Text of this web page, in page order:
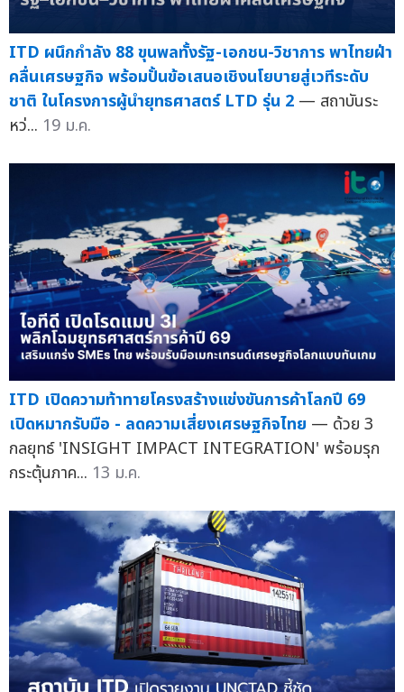
ITD ผนึกกำลัง 88 ขุนพลทั้งรัฐ-เอกชน-วิชาการ พาไทยฝ่า
คลื่นเศรษฐกิจ พร้อมปั้นข้อเสนอเชิงนโยบายสู่เวทีระดับ
ชาติ ในโครงการผู้นำยุทธศาสตร์ LTD รุ่น 2 — สถาบันระ
หว่... 19 ม.ค.
ITD เปิดความท้าทายโครงสร้างแข่งขันการค้าโลกปี 69
เปิดหมากรับมือ - ลดความเสี่ยงเศรษฐกิจไทย — ด้วย 3
กลยุทธ์ 'INSIGHT IMPACT INTEGRATION' พร้อมรุก
กระตุ้นภาค... 13 ม.ค.